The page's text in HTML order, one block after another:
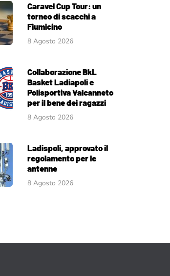
Caravel Cup Tour: un
torneo di scacchi a
Fiumicino
8 Agosto 2026
Collaborazione BkL
Basket Ladiapoli e
Polisportiva Valcanneto
per il bene dei ragazzi
8 Agosto 2026
Ladispoli, approvato il
regolamento per le
antenne
8 Agosto 2026